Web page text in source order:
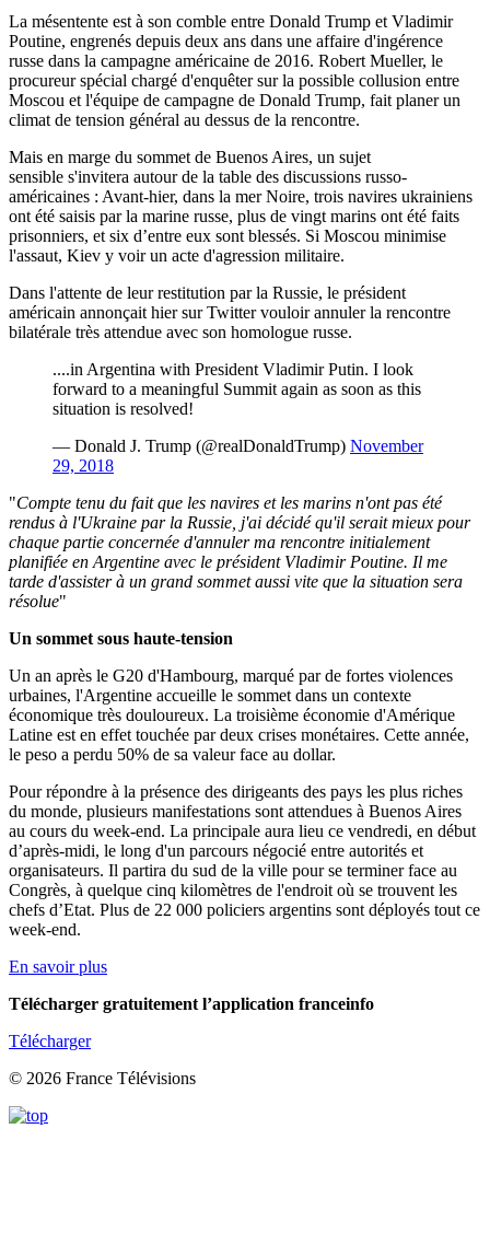
La mésentente est à son comble entre Donald Trump et Vladimir
Poutine, engrenés depuis deux ans dans une affaire d'ingérence
russe dans la campagne américaine de 2016. Robert Mueller, le
procureur spécial chargé d'enquêter sur la possible collusion entre
Moscou et l'équipe de campagne de Donald Trump, fait planer un
climat de tension général au dessus de la rencontre.
Mais en marge du sommet de Buenos Aires, un sujet
sensible s'invitera autour de la table des discussions russo-
américaines : Avant-hier, dans la mer Noire, trois navires ukrainiens
ont été saisis par la marine russe, plus de vingt marins ont été faits
prisonniers, et six d’entre eux sont blessés. Si Moscou minimise
l'assaut, Kiev y voir un acte d'agression militaire.
Dans l'attente de leur restitution par la Russie, le président
américain annonçait hier sur Twitter vouloir annuler la rencontre
bilatérale très attendue avec son homologue russe.
....in Argentina with President Vladimir Putin. I look
forward to a meaningful Summit again as soon as this
situation is resolved!
— Donald J. Trump (@realDonaldTrump) November
29, 2018
"Compte tenu du fait que les navires et les marins n'ont pas été
rendus à l'Ukraine par la Russie, j'ai décidé qu'il serait mieux pour
chaque partie concernée d'annuler ma rencontre initialement
planifiée en Argentine avec le président Vladimir Poutine. Il me
tarde d'assister à un grand sommet aussi vite que la situation sera
résolue"
Un sommet sous haute-tension
Un an après le G20 d'Hambourg, marqué par de fortes violences
urbaines, l'Argentine accueille le sommet dans un contexte
économique très douloureux. La troisième économie d'Amérique
Latine est en effet touchée par deux crises monétaires. Cette année,
le peso a perdu 50% de sa valeur face au dollar.
Pour répondre à la présence des dirigeants des pays les plus riches
du monde, plusieurs manifestations sont attendues à Buenos Aires
au cours du week-end. La principale aura lieu ce vendredi, en début
d’après-midi, le long d'un parcours négocié entre autorités et
organisateurs. Il partira du sud de la ville pour se terminer face au
Congrès, à quelque cinq kilomètres de l'endroit où se trouvent les
chefs d’Etat. Plus de 22 000 policiers argentins sont déployés tout ce
week-end.
En savoir plus
Télécharger gratuitement l’application franceinfo
Télécharger
© 2026 France Télévisions